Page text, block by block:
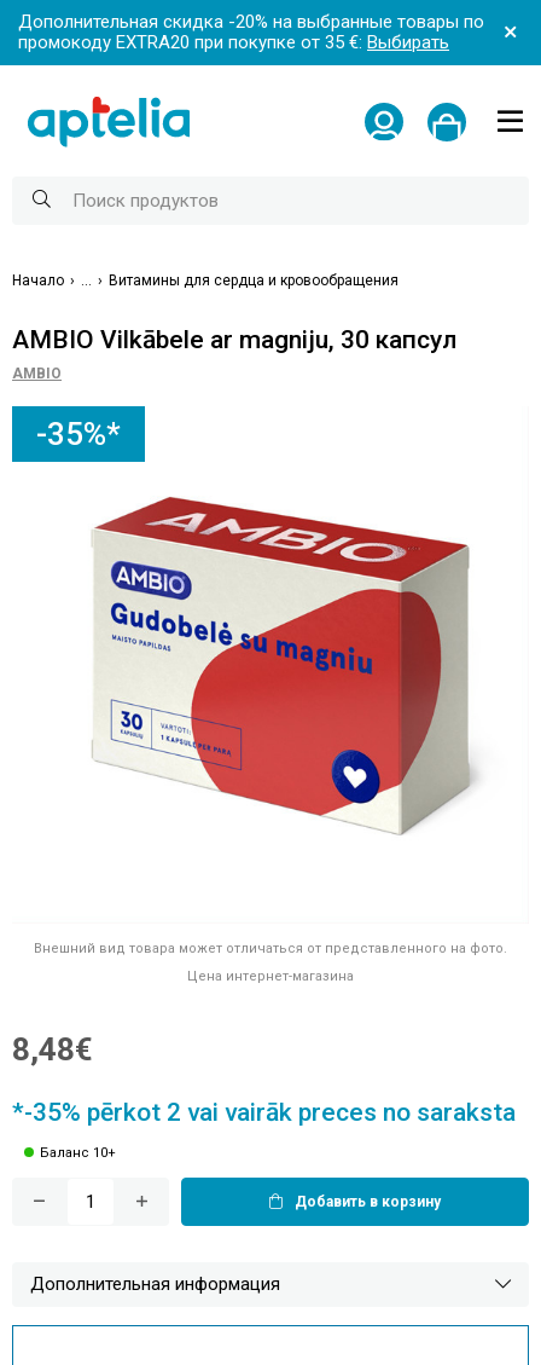
Дополнительная скидка -20% на выбранные товары по
промокоду EXTRA20 при покупке от 35 €: Выбирать
Начало Витамины для сердца и кровообращения
AMBIO Vilkābele ar magniju, 30 капсул
AMBIO
-35%*
Внешний вид товара может отличаться от представленного на фото.
Цена интернет-магазина
8,48€
*-35% pērkot 2 vai vairāk preces no saraksta
Баланс 10+
Добавить в корзину
Дополнительная информация